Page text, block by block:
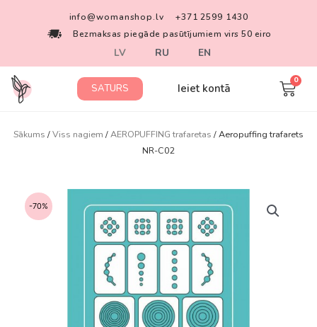
info@womanshop.lv
+371 2599 1430
Bezmaksas piegāde pasūtījumiem virs 50 eiro
LV RU EN
SATURS Ieiet kontā
Sākums /Viss nagiem /AEROPUFFING trafaretas / Aeropuffing trafarets
NR-C02
-70%